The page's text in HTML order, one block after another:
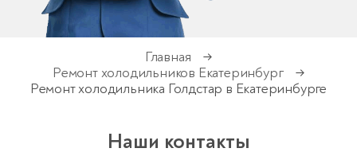
Главная
→
Ремонт холодильников Екатеринбург
→
Ремонт холодильника Голдстар в Екатеринбурге
Наши контакты